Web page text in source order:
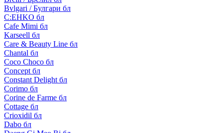
Bvlgari / Булгари бл
C:EHKO бл
Cafe Mimi бл
Karseell бл
Care & Beauty Line бл
Chantal бл
Coco Choco бл
Concept бл
Constant Delight бл
Corimo бл
Corine de Farme бл
Cottage бл
Crioxidil бл
Dabo бл